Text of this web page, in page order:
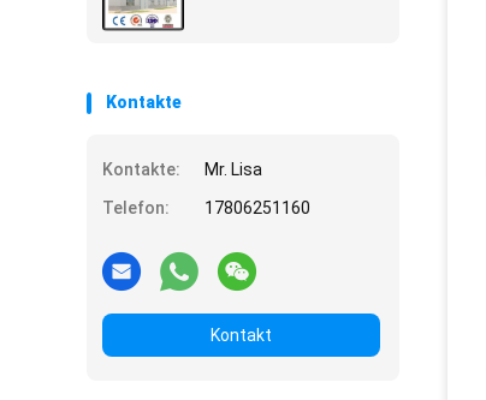
Kontakte
Kontakte:
Mr. Lisa
Telefon:
17806251160
Kontakt